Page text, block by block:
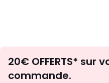
20€ OFFERTS* sur
commande.